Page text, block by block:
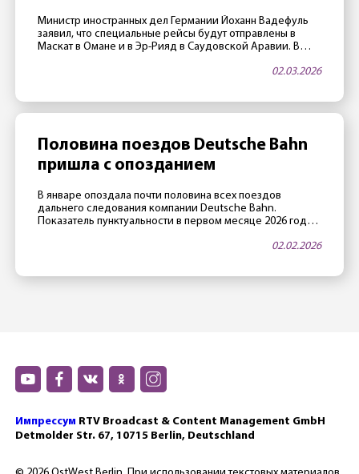
Министр иностранных дел Германии Йоханн Вадефуль
заявил, что специальные рейсы будут отправлены в
Маскат в Омане и в Эр-Рияд в Саудовской Аравии. В
авиакомпания Lufthansa в переговорах с МИД Германии
зарегистрироваться на антикризисном портале ELEFAND
02.03.2026
Половина поездов Deutsche Bahn
пришла с опозданием
В январе опоздала почти половина всех поездов
дальнего следования компании Deutsche Bahn.
Показатель пунктуальности в первом месяце 2026 года
При этом в DB «пунктуальным» считается поезд, который
02.02.2026
Импрессум RTV Broadcast & Content Management GmbH
Detmolder Str. 67, 10715 Berlin, Deutschland